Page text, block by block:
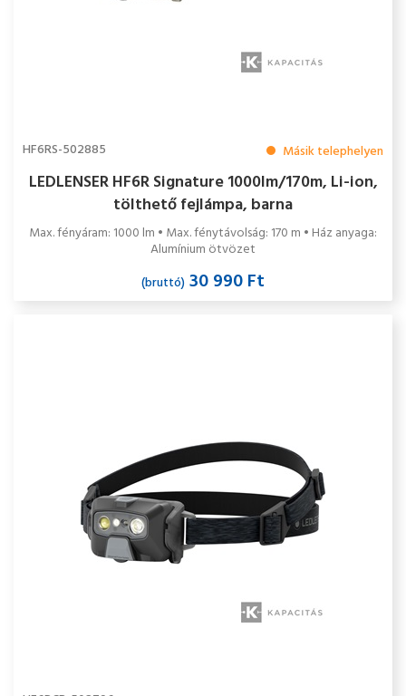
HF6RS-502885 Másik telephelyen
LEDLENSER HF6R Signature 1000lm/170m, Li-ion,
tölthető fejlámpa, barna
Max. fényáram: 1000 lm • Max. fénytávolság: 170 m • Ház anyaga:
Alumínium ötvözet
(bruttó) 30 990 Ft